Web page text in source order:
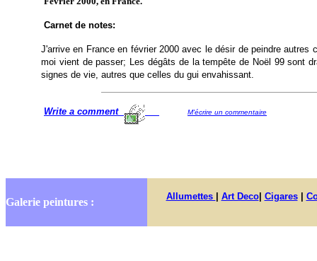
Carnet de notes:
J'arrive en France en février 2000 avec le désir de peindre
moi vient de passer; Les dégâts de la tempête de Noël 99 sont
signes de vie, autres que celles du gui envahissant.
Write a comment M'écrire un commentaire
Galerie peintures : Allumettes Art Deco| Cigares